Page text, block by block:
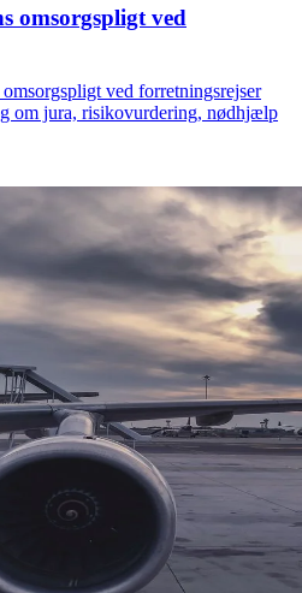
omsorgspligt ved
ved forretningsrejser
om jura, risikovurdering, nødhjælp